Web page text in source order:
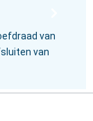
van
van